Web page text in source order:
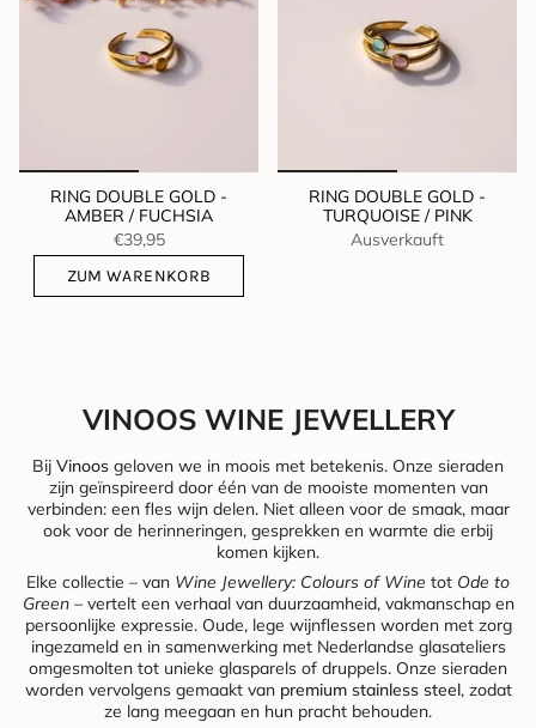
RING DOUBLE GOLD -
AMBER / FUCHSIA
€39,95
ZUM WARENKORB
RING DOUBLE GOLD -
TURQUOISE / PINK
Ausverkauft
VINOOS WINE JEWELLERY
Bij Vinoos geloven we in moois met betekenis. Onze sieraden
zijn geïnspireerd door één van de mooiste momenten van
verbinden: een fles wijn delen. Niet alleen voor de smaak, maar
ook voor de herinneringen, gesprekken en warmte die erbij
komen kijken.
Elke collectie – van Wine Jewellery: Colours of Wine tot Ode to
Green– vertelt een verhaal van duurzaamheid, vakmanschap en
persoonlijke expressie. Oude, lege wijnflessen worden met zorg
ingezameld en in samenwerking met Nederlandse glasateliers
omgesmolten tot unieke glasparels of druppels. Onze sieraden
worden vervolgens gemaakt van premium stainless steel, zodat
ze lang meegaan en hun pracht behouden.